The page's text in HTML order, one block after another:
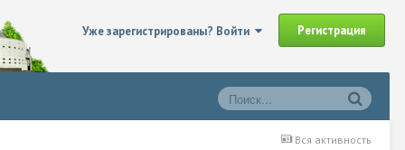
Уже зарегистрированы? Войти Регистрация
Вся активность